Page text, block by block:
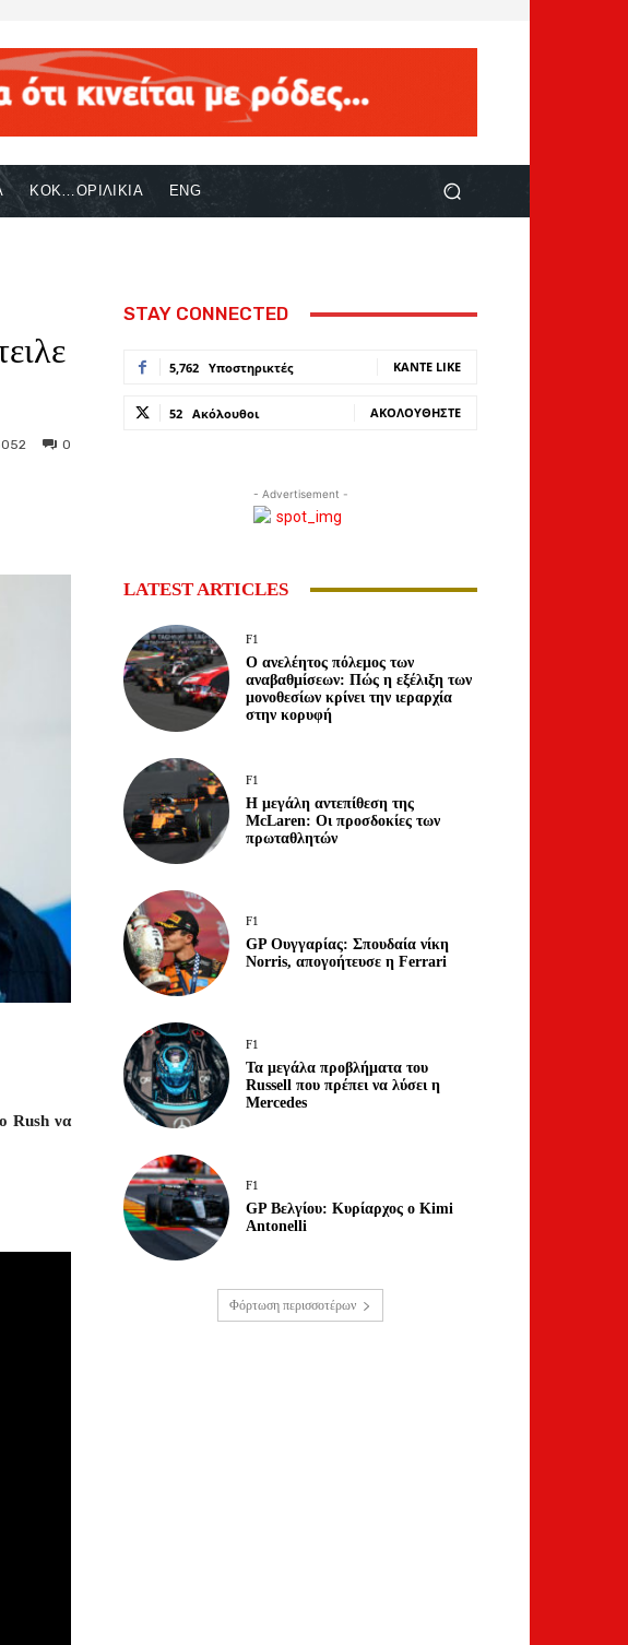
ΚΟΚ…ΟΡΙΛΙΚΙΑ ENG
0
Rush να
STAY CONNECTED
5,762 Υποστηρικτές ΚΆΝΤΕ LIKE
52 Ακόλουθοι ΑΚΟΛΟΥΘΉΣΤΕ
- Advertisement -
LATEST ARTICLES
F1
Ο ανελέητος πόλεμος των
αναβαθμίσεων: Πώς η εξέλιξη των
μονοθεσίων κρίνει την ιεραρχία
στην κορυφή
F1
Η μεγάλη αντεπίθεση της
McLaren: Οι προσδοκίες των
πρωταθλητών
F1
GP Ουγγαρίας: Σπουδαία νίκη
Norris, απογοήτευσε η Ferrari
F1
Τα μεγάλα προβλήματα του
Russell που πρέπει να λύσει η
Mercedes
F1
GP Βελγίου: Κυρίαρχος ο Kimi
Antonelli
Φόρτωση περισσοτέρων